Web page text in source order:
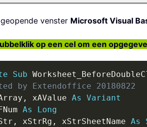
venster Microsoft Visual
op een cel om een
Sub
by Extendoffice 20180822
, xAValue As
Variant
As
Long
, xStrRg , xStrSheetName As